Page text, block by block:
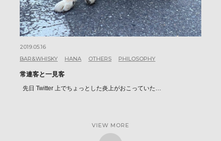
2019.05.16
BAR&WHISKY
HANA OTHERS PHILOSOPHY
常連客と一見客
先日 Twitter 上でちょっとした炎上がおこっていた…
VIEW MORE